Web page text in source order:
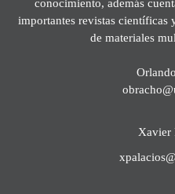
importantes revistas científicas
de materiales
Xavier